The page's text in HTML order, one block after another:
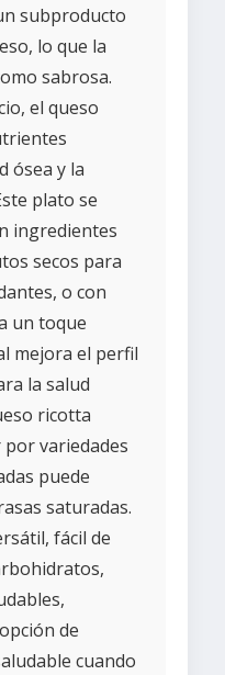
subproducto
lo que la
sabrosa.
el queso
ósea y la
plato se
ingredientes
secos para
o con
un toque
mejora el perfil
la salud
ricotta
variedades
puede
saturadas.
fácil de
de
cuando